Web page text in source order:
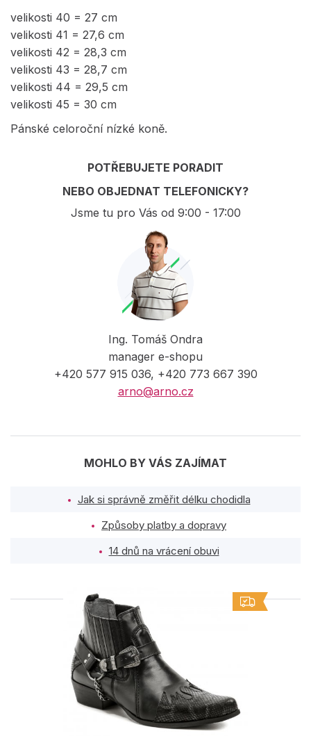
velikosti 40 = 27 cm
velikosti 41 = 27,6 cm
velikosti 42 = 28,3 cm
velikosti 43 = 28,7 cm
velikosti 44 = 29,5 cm
velikosti 45 = 30 cm
Pánské celoroční nízké koně.
POTŘEBUJETE PORADIT
NEBO OBJEDNAT TELEFONICKY?
Jsme tu pro Vás od 9:00 - 17:00
Ing. Tomáš Ondra
manager e-shopu
+420 577 915 036, +420 773 667 390
arno@arno.cz
MOHLO BY VÁS ZAJÍMAT
Jak si správně změřit délku chodidla
Způsoby platby a dopravy
14 dnů na vrácení obuvi
PODOBNÉ PRODUKTY